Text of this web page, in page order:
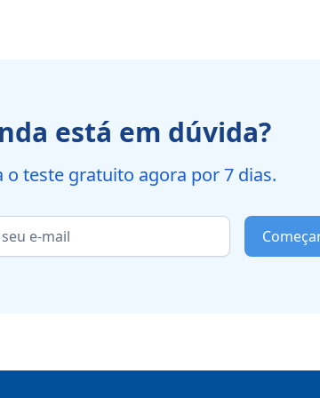
está em dúvida?
o teste gratuito agora por 7 dias.